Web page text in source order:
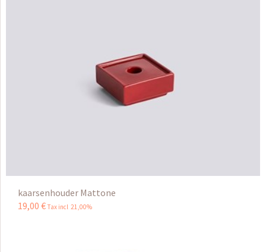
kaarsenhouder Mattone
19,00 € Tax incl 21,00%